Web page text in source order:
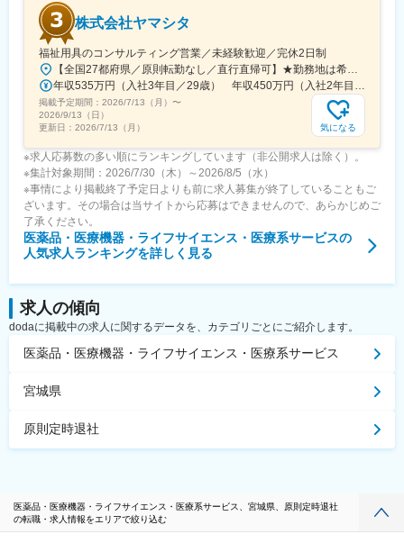
株式会社ヤマシタ
福祉用具のコンサルティング営業／未経験歓迎／完休2日制
【全国27都府県／原則転勤なし／直行直帰可】★勤務地は希望を考慮★拠点により車通勤OK※充足状況により、ご希望の勤務地での募集が終了している場合があります。※転居を伴う転勤の有無は、半年ごとに希望を伺い、選択いただけます。■東北■・宮城県（仙台市）■関東■・東京都（東京23区など）・神奈川県（横浜市など）・埼玉県（さいたま市など）・千葉県（千葉市など）・茨城県（水戸市）・栃木県（宇都宮市／足利市）・群馬県（前橋市）■東海■・愛知県（名古屋市／豊田市／豊橋市／小牧市）・静岡県（静岡市／浜松市／沼津市／焼津市／富士市）・岐阜県（岐阜市）・三重県（四日市市）■信越・北陸■・長野県（長野市）・山梨県（甲府市）・石川県（金沢市）・富山県（富山市）・福井県（福井市）■関西■・大阪府・兵庫県（神戸市／尼崎市／姫路市）・京都府（京都市）・奈良県（奈良市／天理市）・滋賀県（大津市／彦根市）・和歌山県（和歌山市／田辺市）■中国■・広島県（広島市）・岡山県（岡山市）■四国■・香川県（高松市）■九州■・福岡県（福岡市）
年収535万円（入社3年目／29歳） 年収450万円（入社2年目／26歳）
掲載予定期間： 2026/7/13（月） 〜
2026/9/13（日）
更新日： 2026/7/13（月） 気になる
※求人応募数の多い順にランキングしています（非公開求人は除く）。
※集計対象期間：2026/7/30（木）～2026/8/5（水）
※事情により掲載終了予定日よりも前に求人募集が終了していることもご
ざいます。その場合は当サイトから応募はできませんので、あらかじめご
了承ください。
医薬品・医療機器・ライフサイエンス・医療系サービスの
人気求人ランキングを詳しく見る
求人の傾向
dodaに掲載中の求人に関するデータを、カテゴリごとにご紹介します。
医薬品・医療機器・ライフサイエンス・医療系サービス
宮城県
原則定時退社
医薬品・医療機器・ライフサイエンス・医療系サービス、宮城県、原則定時退社
の転職・求人情報をエリアで絞り込む